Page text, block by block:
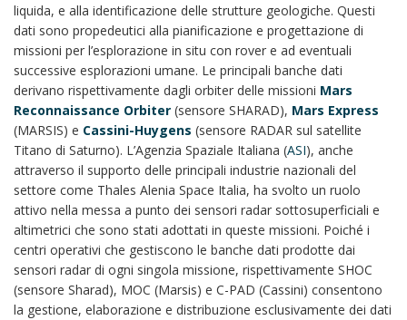
liquida, e alla identificazione delle strutture geologiche. Questi
dati sono propedeutici alla pianificazione e progettazione di
missioni per l’esplorazione in situ con rover e ad eventuali
successive esplorazioni umane. Le principali banche dati
derivano rispettivamente dagli orbiter delle missioni Mars
Reconnaissance Orbiter (sensore SHARAD), Mars Express
(MARSIS) e Cassini-Huygens (sensore RADAR sul satellite
Titano di Saturno). L’Agenzia Spaziale Italiana (ASI), anche
attraverso il supporto delle principali industrie nazionali del
settore come Thales Alenia Space Italia, ha svolto un ruolo
attivo nella messa a punto dei sensori radar sottosuperficiali e
altimetrici che sono stati adottati in queste missioni. Poiché i
centri operativi che gestiscono le banche dati prodotte dai
sensori radar di ogni singola missione, rispettivamente SHOC
(sensore Sharad), MOC (Marsis) e C-PAD (Cassini) consentono
la gestione, elaborazione e distribuzione esclusivamente dei dati